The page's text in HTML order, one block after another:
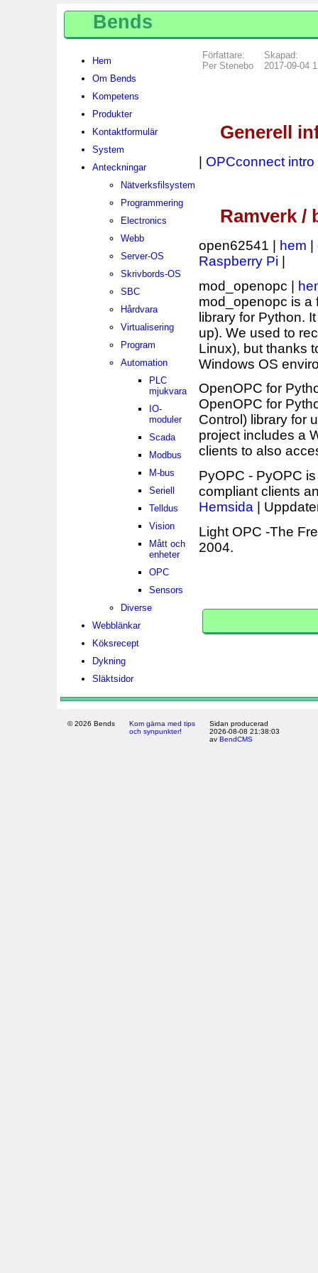
Bends
Hem
Om Bends
Kompetens
Produkter
Kontaktformulär
System
Anteckningar
Nätverksfilsystem
Programmering
Electronics
Webb
Server-OS
Skrivbords-OS
SBC
Hårdvara
Virtualisering
Program
Automation
PLC
mjukvara
IO-
moduler
Scada
Modbus
M-bus
Seriell
Telldus
Vision
Mått och
enheter
OPC
Sensors
Diverse
Webblänkar
Köksrecept
Dykning
Släktsidor
Författare:
Per Stenebo
Skapad:
2017-09-04
Generell
OPCconnect intro
Ramverk /
open62541 | hem |
Raspberry Pi |
mod_openopc |
mod_openopc is a
library for Python.
up). We used to
Linux), but thanks
Windows OS
OpenOPC for
OpenOPC for
Control) library for
project includes a
clients to also
PyOPC - PyOPC
compliant clients
Hemsida |
Light OPC -The
2004.
© 2026 Bends
Kom gärna med tips
och synpunkter!
Sidan producerad
2026-08-08 21:38:03
av BendCMS